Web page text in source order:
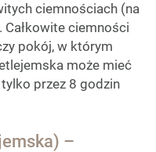
ciemnościach (na
Całkowite ciemności
pokój, w którym
może mieć
przez 8 godzin
–